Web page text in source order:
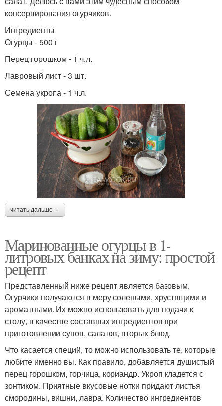
консервирования огурчиков.
Ингредиенты
Огурцы - 500 г
Перец горошком - 1 ч.л.
Лавровый лист - 3 шт.
Семена укропа - 1 ч.л.
читать дальше →
Маринованные огурцы в 1-
литровых банках на зиму: простой
рецепт
Представленный ниже рецепт является базовым.
Огурчики получаются в меру солеными, хрустящими и
ароматными. Их можно использовать для подачи к
столу, в качестве составных ингредиентов при
приготовлении супов, салатов, вторых блюд.
Что касается специй, то можно использовать те, которые
любите именно вы. Как правило, добавляется душистый
перец горошком, горчица, кориандр. Укроп кладется с
зонтиком. Приятные вкусовые нотки придают листья
смородины, вишни, лавра. Количество ингредиентов